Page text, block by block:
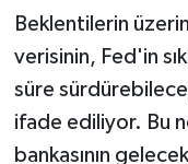
Beklentilerin
verisinin, Fed'in
süre
ifade ediliyor. Bu
bankasının